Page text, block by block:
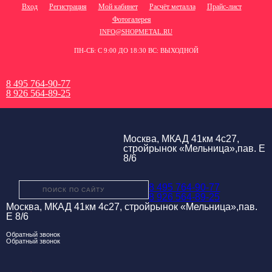
Вход Регистрация Мой кабинет Расчёт металла
Прайс-лист
Фотогалерея
INFO@SHOPMETAL.RU
ПН-СБ: С 9:00 ДО 18:30 ВС: ВЫХОДНОЙ
8 495 764-90-77
8 926 564-89-25
Москва, МКАД 41км 4с27,
стройрынок «Мельница»,пав. Е
8/6
8 495 764-90-77
8 926 564-89-25
Москва, МКАД 41км 4с27, стройрынок «Мельница»,пав.
Е 8/6
Обратный звонок
Обратный звонок